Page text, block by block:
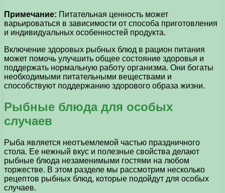
Примечание: Питательная ценность может
варьироваться в зависимости от способа приготовления
и индивидуальных особенностей продукта.
Включение здоровых рыбных блюд в рацион питания
может помочь улучшить общее состояние здоровья и
поддержать нормальную работу организма. Они богаты
необходимыми питательными веществами и
способствуют поддержанию здорового образа жизни.
Рыбные блюда для особых
случаев
Рыба является неотъемлемой частью праздничного
стола. Ее нежный вкус и полезные свойства делают
рыбные блюда незаменимыми гостями на любом
торжестве. В этом разделе мы рассмотрим несколько
рецептов рыбных блюд, которые подойдут для особых
случаев.